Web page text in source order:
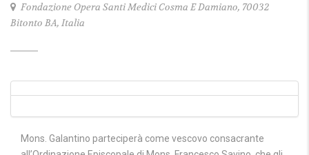
Fondazione Opera Santi Medici Cosma E Damiano, 70032
Bitonto BA, Italia
Mons. Galantino parteciperà come vescovo consacrante